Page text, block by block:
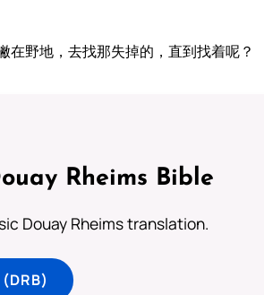
在野地，去找那失掉的，直到找着呢？
Rheims Bible
Douay Rheims translation.